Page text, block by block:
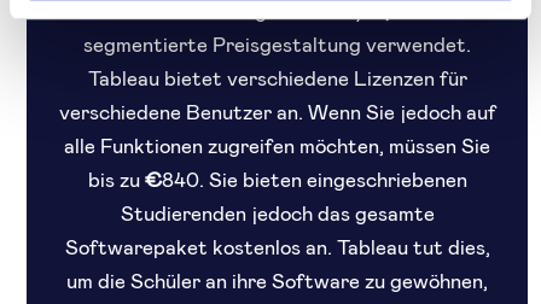
Datenvisualisierung und -analyse, das eine
segmentierte Preisgestaltung verwendet.
Tableau bietet verschiedene Lizenzen für
verschiedene Benutzer an. Wenn Sie jedoch auf
alle Funktionen zugreifen möchten, müssen Sie
bis zu €840. Sie bieten eingeschriebenen
Studierenden jedoch das gesamte
Softwarepaket kostenlos an. Tableau tut dies,
um die Schüler an ihre Software zu gewöhnen,